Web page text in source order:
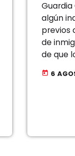
Guardia
algún
previos
de
de que
jueza
raíz […]
today 6